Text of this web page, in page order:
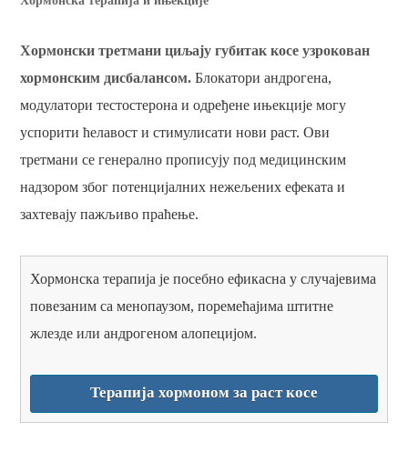
Хормонски третмани циљају губитак косе узрокован
хормонским дисбалансом. Блокатори андрогена,
модулатори тестостерона и одређене ињекције могу
успорити ћелавост и стимулисати нови раст. Ови
третмани се генерално прописују под медицинским
надзором због потенцијалних нежељених ефеката и
захтевају пажљиво праћење.
Хормонска терапија је посебно ефикасна у случајевима
повезаним са менопаузом, поремећајима штитне
жлезде или андрогеном алопецијом.
Терапија хормоном за раст косе